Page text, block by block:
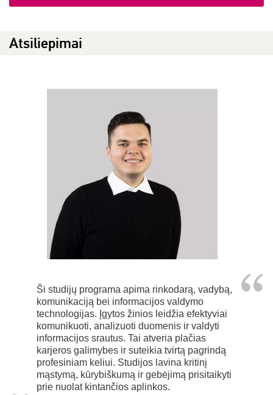
Atsiliepimai
Ši studijų programa apima rinkodarą, vadybą,
komunikaciją bei informacijos valdymo
technologijas. Įgytos žinios leidžia efektyviai
komunikuoti, analizuoti duomenis ir valdyti
informacijos srautus. Tai atveria plačias
karjeros galimybes ir suteikia tvirtą pagrindą
profesiniam keliui. Studijos lavina kritinį
mąstymą, kūrybiškumą ir gebėjimą prisitaikyti
prie nuolat kintančios aplinkos.